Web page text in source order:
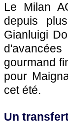
Le Milan
depuis
Gianluigi
gourmand
pour
cet été.
Un